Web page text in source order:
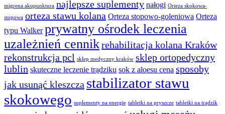
migrena akupunktura najlepsze suplementy nałogi Orteza skokowa-
stopowa orteza stawu kolana Orteza stopowo-goleniowa Orteza
typu Walker prywatny ośrodek leczenia
uzależnień cennikrehabilitacja kolana Kraków
rekonstrukcja pcl sklep medyczny kraków sklep ortopedyczny
lublin skuteczne leczenie trądziku sok z aloesu cena sposoby
jak usunąć kleszcza stabilizator stawu
skokowego suplementy na energię tabletki na pryszcze tabletki na trądzik